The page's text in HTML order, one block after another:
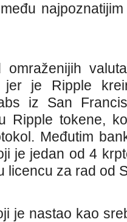
jer je Ripple
iz San
Ripple tokene,
Međutim
je jedan od 4
licencu za rad od
je nastao kao